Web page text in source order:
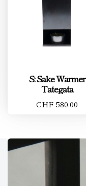
S: Sake Wärmer
Tategata
CHF 580.00